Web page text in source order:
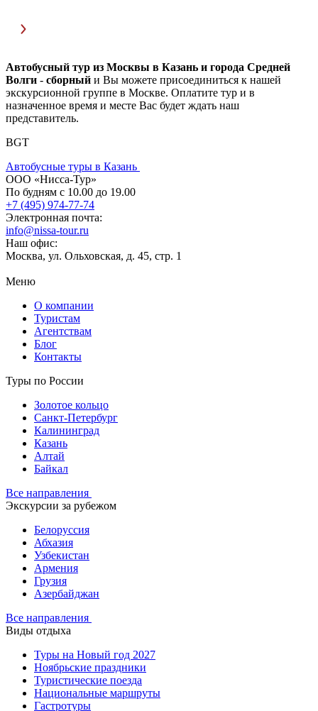
Автобусный тур из Москвы в Казань и города Средней
Волги - сборный и Вы можете присоединиться к нашей
экскурсионной группе в Москве. Оплатите тур и в
назначенное время и месте Вас будет ждать наш
представитель.
BGT
Автобусные туры в Казань
ООО «Нисса-Тур»
По будням с 10.00 до 19.00
+7 (495) 974-77-74
Электронная почта:
info@nissa-tour.ru
Наш офис:
Москва, ул. Ольховская, д. 45, стр. 1
Меню
О компании
Туристам
Агентствам
Блог
Контакты
Туры по России
Золотое кольцо
Санкт-Петербург
Калининград
Казань
Алтай
Байкал
Все направления
Экскурсии за рубежом
Белоруссия
Абхазия
Узбекистан
Армения
Грузия
Азербайджан
Все направления
Виды отдыха
Туры на Новый год 2027
Ноябрьские праздники
Туристические поезда
Национальные маршруты
Гастротуры